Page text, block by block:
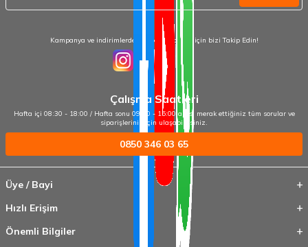
Kampanya ve indirimlerden haberdar olmak için bizi Takip Edin!
Çalışma Saatleri
Hafta içi 08:30 - 18:00 / Hafta sonu 09:00 - 15:00 arası merak ettiğiniz tüm sorular ve
siparişleriniz için ulaşabilirsiniz.
0850 346 03 65
Üye / Bayi
Hızlı Erişim
Önemli Bilgiler